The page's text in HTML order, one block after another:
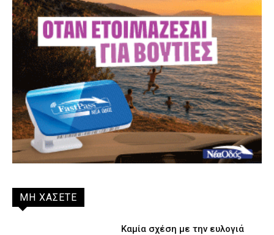
ΜΗ ΧΑΣΕΤΕ
Καμία σχέση με την ευλογιά